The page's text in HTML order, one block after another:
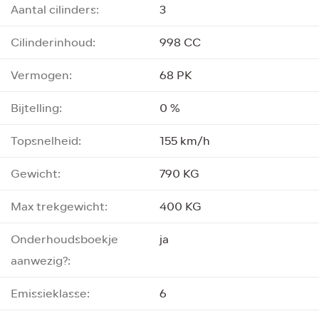
Aantal cilinders:
3
Cilinderinhoud:
998 CC
Vermogen:
68 PK
Bijtelling:
0 %
Topsnelheid:
155 km/h
Gewicht:
790 KG
Max trekgewicht:
400 KG
Onderhoudsboekje
aanwezig?:
ja
Emissieklasse:
6